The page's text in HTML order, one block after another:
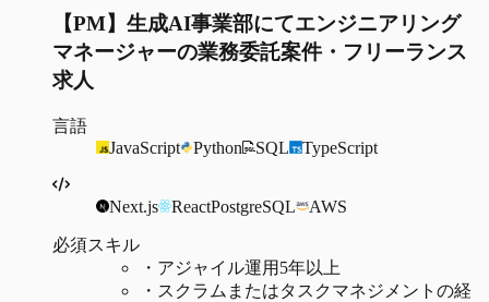
【PM】生成AI事業部にてエンジニアリング
マネージャーの業務委託案件・フリーランス
求人
言語
JavaScript
Python SQL TypeScript
Next.js ReactPostgreSQL AWS
必須スキル
・ アジャイル運用5年以上
・ スクラムまたはタスクマネジメントの経